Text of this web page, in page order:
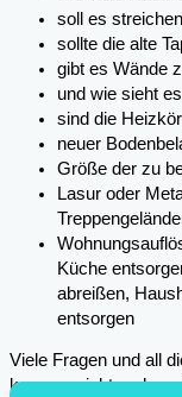
soll es
sollte die alte
gibt es Wände
und wie sieht
sind die
neuer
Größe der zu
Lasur oder
Küche
abreißen,
entsorgen
Viele Fragen und all
kann es nicht mehr